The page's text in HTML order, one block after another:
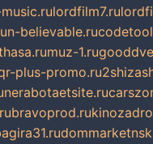
lordfilm7.ru
un-believable.ru
muz-1.ru
plus-promo.ru
nerabotaetsite.ru
bravoprod.ru